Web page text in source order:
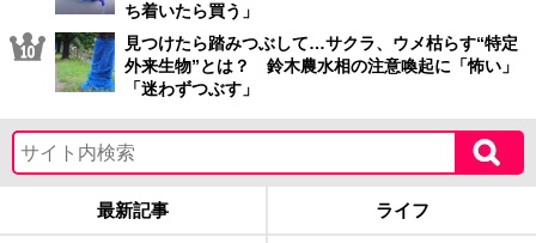
ち着いたら買う」
見つけたら踏みつぶして…サクラ、ウメ枯らす“特定
外来生物”とは？ 鈴木農水相の注意喚起に「怖い」
「迷わずつぶす」
最新記事 ライフ